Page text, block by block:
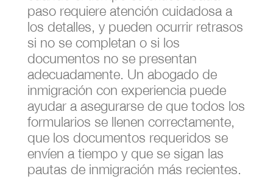
paso requiere atención cuidadosa a
los detalles, y pueden ocurrir retrasos
si no se completan o si los
documentos no se presentan
adecuadamente. Un abogado de
inmigración con experiencia puede
ayudar a asegurarse de que todos los
formularios se llenen correctamente,
que los documentos requeridos se
envíen a tiempo y que se sigan las
pautas de inmigración más recientes.